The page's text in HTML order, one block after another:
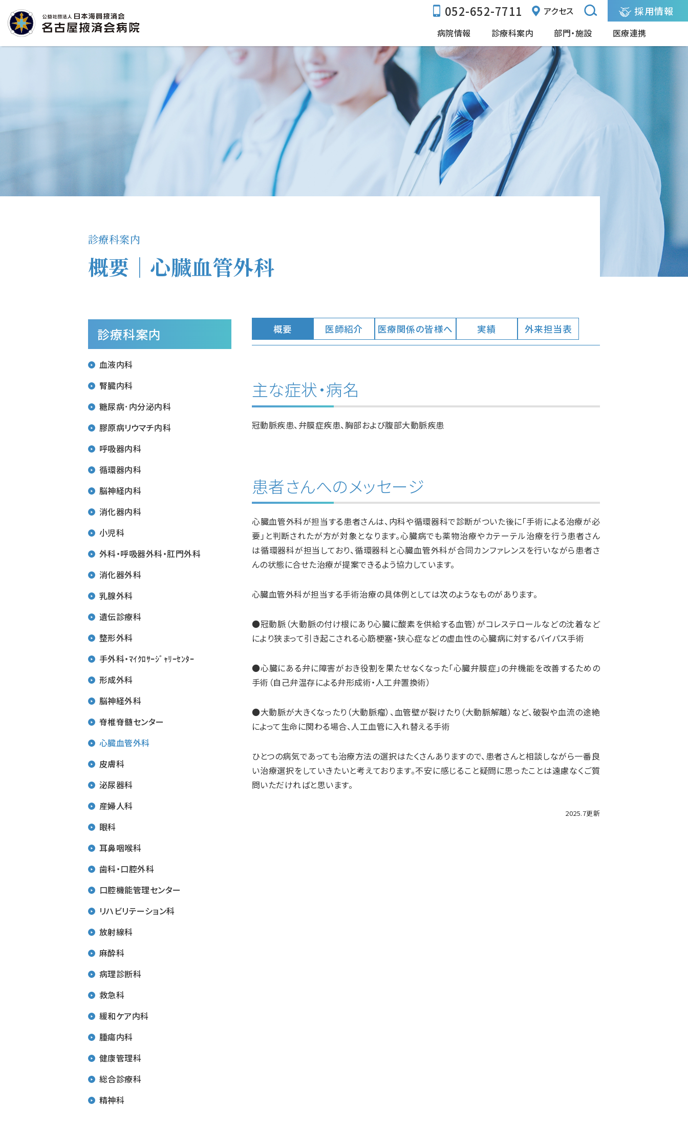
052-652-7711 アクセス 採用情報
病院情報 診療科案内 部門・施設 医療連携
診療科案内
概要｜心臓血管外科
診療科案内
血液内科
腎臓内科
糖尿病･内分泌内科
膠原病リウマチ内科
呼吸器内科
循環器内科
脳神経内科
消化器内科
小児科
外科・呼吸器外科・肛門外科
消化器外科
乳腺外科
遺伝診療科
整形外科
手外科・ﾏｲｸﾛｻｰｼﾞｬﾘｰｾﾝﾀｰ
形成外科
脳神経外科
脊椎脊髄センター
心臓血管外科
皮膚科
泌尿器科
産婦人科
眼科
耳鼻咽喉科
歯科・口腔外科
口腔機能管理センター
リハビリテーション科
放射線科
麻酔科
病理診断科
救急科
緩和ケア内科
腫瘍内科
健康管理科
総合診療科
精神科
概要 医師紹介 医療関係の皆様へ 実績 外来担当表
主な症状・病名
冠動脈疾患、弁膜症疾患、胸部および腹部大動脈疾患
患者さんへのメッセージ
心臓血管外科が担当する患者さんは、内科や循環器科で診断がついた後に「手術による治療が必
要」と判断されたが方が対象となります。心臓病でも薬物治療やカテーテル治療を行う患者さん
は循環器科が担当しており、循環器科と心臓血管外科が合同カンファレンスを行いながら患者さ
んの状態に合せた治療が提案できるよう協力しています。
心臓血管外科が担当する手術治療の具体例としては次のようなものがあります。
●冠動脈（大動脈の付け根にあり心臓に酸素を供給する血管）がコレステロールなどの沈着など
により狭まって引き起こされる心筋梗塞・狭心症などの虚血性の心臓病に対するバイパス手術
●心臓にある弁に障害がおき役割を果たせなくなった「心臓弁膜症」の弁機能を改善するための
手術（自己弁温存による弁形成術・人工弁置換術）
●大動脈が大きくなったり（大動脈瘤）、血管壁が裂けたり（大動脈解離）など、破裂や血流の途絶
によって生命に関わる場合、人工血管に入れ替える手術
ひとつの病気であっても治療方法の選択はたくさんありますので、患者さんと相談しながら一番良
い治療選択をしていきたいと考えております。不安に感じること疑問に思ったことは遠慮なくご質
問いただければと思います。
2025.7更新